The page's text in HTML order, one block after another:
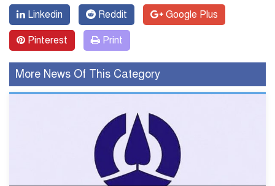
Linkedin Reddit Google Plus
Pinterest Print
More News Of This Category